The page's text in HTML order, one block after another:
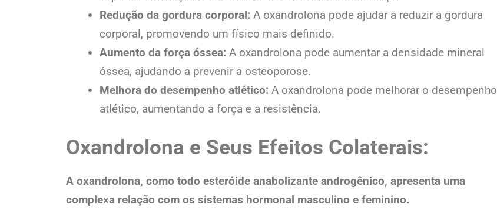
Redução da gordura corporal: A oxandrolona pode ajudar a reduzir a gordura
corporal, promovendo um físico mais definido.
Aumento da força óssea: A oxandrolona pode aumentar a densidade mineral
óssea, ajudando a prevenir a osteoporose.
Melhora do desempenho atlético: A oxandrolona pode melhorar o desempenho
atlético, aumentando a força e a resistência.
Oxandrolona e Seus Efeitos Colaterais:
A oxandrolona, como todo esteróide anabolizante androgênico, apresenta uma
complexa relação com os sistemas hormonal masculino e feminino.